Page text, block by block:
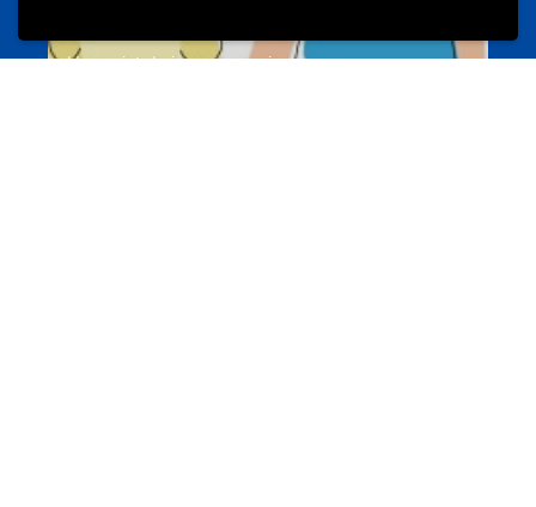
Un projet de jeunes pour jeunes